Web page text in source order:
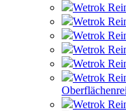
Wetrok
Wetrok
Wetrok
Wetrok
Wetrok
Wetrok
Wetrok